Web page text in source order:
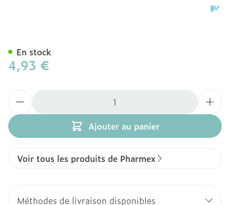
4,93 €
Ajouter au panier
En stock
Voir tous les produits de Pharmex
Méthodes de livraison disponibles